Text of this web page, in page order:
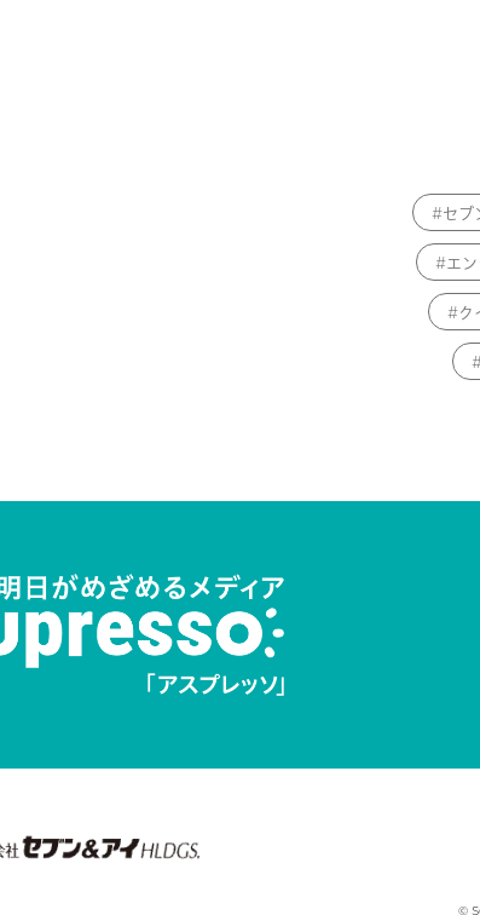
セブ
エン
ク
©